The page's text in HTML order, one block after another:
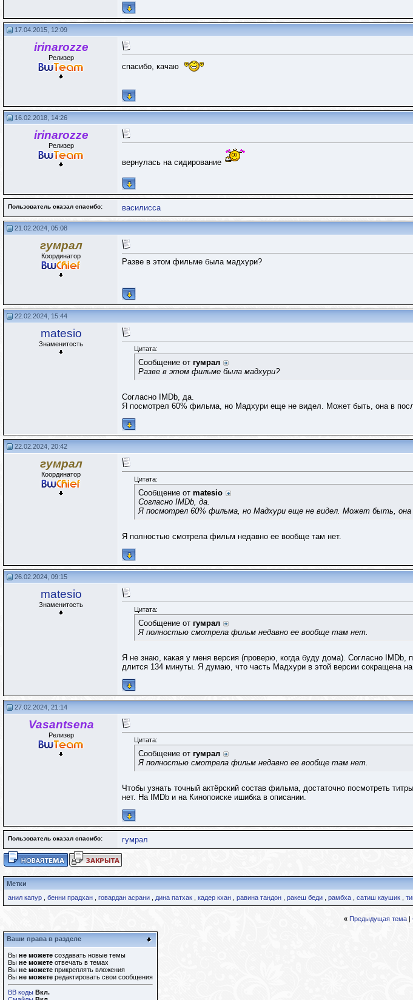
17.04.2015, 12:09
irinarozze
Релизер
спасибо, качаю
16.02.2018, 14:26
irinarozze
Релизер
вернулась на сидирование
Пользователь сказал cпасибо: василисса
21.02.2024, 05:08
гумрал
Координатор
Разве в этом фильме была мадхури?
22.02.2024, 15:44
matesio
Знаменитость
Цитата:
Сообщение от гумрал
Разве в этом фильме была мадхури?
Согласно IMDb, да.
Я посмотрел 60% фильма, но Мадхури еще не видел. Может быть, она в
22.02.2024, 20:42
гумрал
Координатор
Цитата:
Сообщение от matesio
Согласно IMDb, да.
Я посмотрел 60% фильма, но Мадхури еще не видел. Может быть, она
Я полностью смотрела фильм недавно ее вообще там нет.
26.02.2024, 09:15
matesio
Знаменитость
Цитата:
Сообщение от гумрал
Я полностью смотрела фильм недавно ее вообще там нет.
Я не знаю, какая у меня версия (проверю, когда буду дома). Согласно
длится 134 минуты. Я думаю, что часть Мадхури в этой версии сокращена
27.02.2024, 21:14
Vasantsena
Релизер
Цитата:
Сообщение от гумрал
Я полностью смотрела фильм недавно ее вообще там нет.
Чтобы узнать точный актёрский состав фильма, достаточно посмотреть
нет. На IMDb и на Кинопоиске ишибка в описании.
Пользователь сказал cпасибо: гумрал
Метки
анил капур
бенни прадхан говардан асрани дина патхак кадер кхан равина тандон ракеш беди рамбха сатиш каушик
« Предыдущая тема|
Ваши права в разделе
Вы не можете создавать новые темы
Вы не можете отвечать в темах
Вы не можете прикреплять вложения
Вы не можете редактировать свои сообщения
BB коды Вкл.